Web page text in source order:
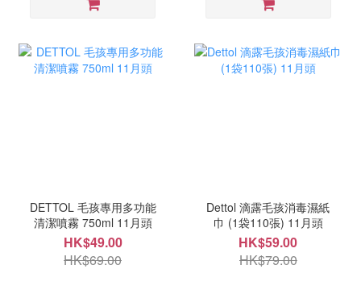
DETTOL 毛孩專用多功能
清潔噴霧 750ml 11月頭
HK$49.00
HK$69.00
Dettol 滴露毛孩消毒濕紙
巾 (1袋110張) 11月頭
HK$59.00
HK$79.00